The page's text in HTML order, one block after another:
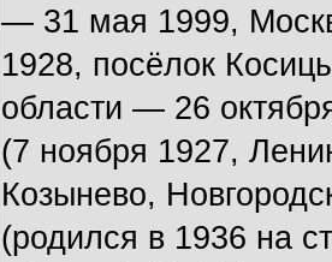
— 31 мая 1999,
1928, посёлок
области — 26
(7 ноября 1927,
Козынево,
(родился в 1936 на